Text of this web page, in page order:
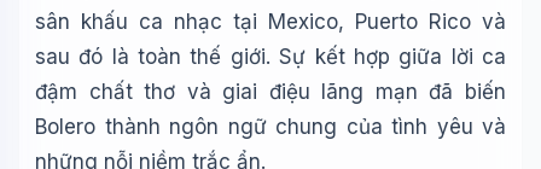
sân khấu ca nhạc tại Mexico, Puerto Rico và
sau đó là toàn thế giới. Sự kết hợp giữa lời ca
đậm chất thơ và giai điệu lãng mạn đã biến
Bolero thành ngôn ngữ chung của tình yêu và
những nỗi niềm trắc ẩn.